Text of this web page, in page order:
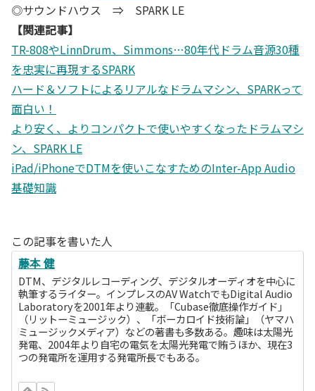
◎サウンドハウス ⇒ SPARK LE
【関連記事】
TR-808やLinnDrum、Simmons…80年代ドラム音源30種
を忠実に再現するSPARK
ハード＆ソフトによるリアルなドラムマシン、SPARKって
面白い！
より安く、よりコンパクトで使いやすくなったドラムマシ
ン、SPARK LE
iPad/iPhoneでDTMを使いこなすためのInter-App Audio
基礎知識
この記事を書いた人
藤本 健
DTM、デジタルレコーディング、デジタルオーディオを中心に
執筆するライター。インプレスのAV WatchでもDigital Audio
Laboratoryを2001年より連載。「Cubase徹底操作ガイド」
（リットーミュージック）、「ボーカロイド技術論」（ヤマハ
ミュージックメディア）などの著書も多数ある。趣味は太陽光
発電、2004年より自宅の電気を太陽光発電で賄うほか、現在3
つの発電所を運用する発電所長でもある。